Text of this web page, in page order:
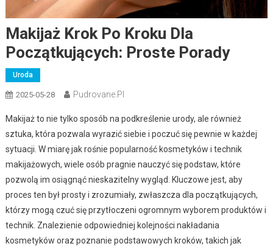
Makijaż Krok Po Kroku Dla
Początkujących: Proste Porady
Uroda
2025-05-28 Pudrovane.pl
Makijaż to nie tylko sposób na podkreślenie urody, ale również
sztuka, która pozwala wyrazić siebie i poczuć się pewnie w każdej
sytuacji. W miarę jak rośnie popularność kosmetyków i technik
makijażowych, wiele osób pragnie nauczyć się podstaw, które
pozwolą im osiągnąć nieskazitelny wygląd. Kluczowe jest, aby
proces ten był prosty i zrozumiały, zwłaszcza dla początkujących,
którzy mogą czuć się przytłoczeni ogromnym wyborem produktów i
technik. Znalezienie odpowiedniej kolejności nakładania
kosmetyków oraz poznanie podstawowych kroków, takich jak